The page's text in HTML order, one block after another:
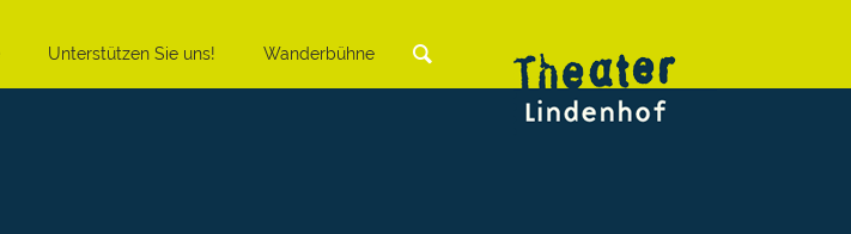
Unterstützen Sie uns! Wanderbühne